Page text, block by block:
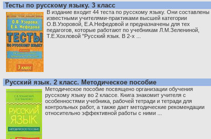
Тесты по русскому языку. 3 класс
В издание входит 44 теста по русскому языку. Они составлены
известными учителями-практиками высшей категории
О.В.Узоровой, Е.А.Нефедовой и предназначены для тех
педагогов, которые работают по учебникам Л.М.Зелениной,
Т.Е.Хохловой "Русский язык. В 2-х ...
Русский язык. 2 класс. Методическое пособие
Методическое пособие посвящено организации обучения
русскому языку во 2 классе. Книга знакомит учителя с
особенностями учебника, рабочей тетради и тетради для
контрольных работ, а также дает методические рекомендации
относительно эффективной работы с ними ...